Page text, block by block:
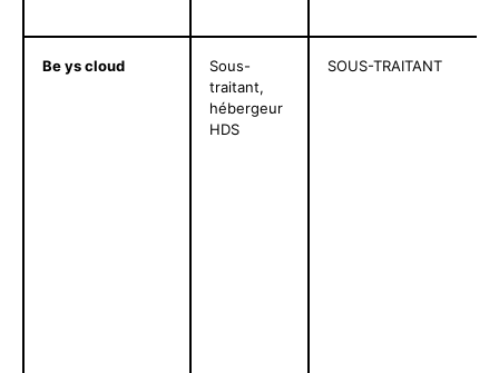
Be ys cloud
Sous-
traitant,
hébergeur
HDS
SOUS-TRAITANT